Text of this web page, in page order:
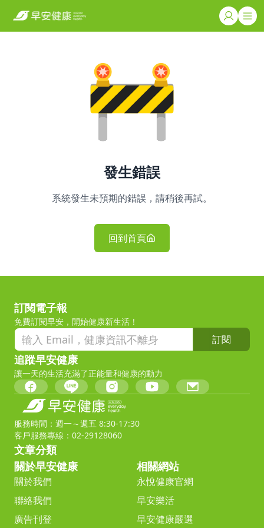
發生錯誤
系統發生未預期的錯誤，請稍後再試。
回到首頁
訂閱電子報
免費訂閱早安，開始健康新生活！
訂閱
追蹤早安健康
讓一天的生活充滿了正能量和健康的動力
服務時間：週一～週五 8:30-17:30
客戶服務專線：02-29128060
文章分類
關於早安健康
關於我們
聯絡我們
廣告刊登
相關網站
永悅健康官網
早安樂活
早安健康嚴選